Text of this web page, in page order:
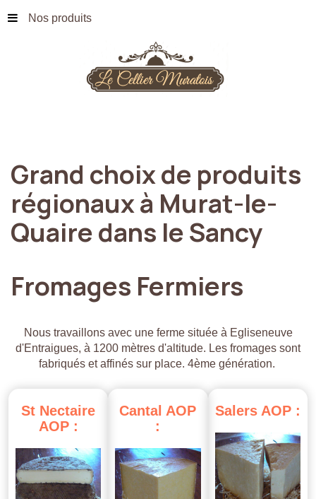
Nos produits
Grand choixde produits
régionauxà Murat-le-
Quairedans leSancy
Fromages Fermiers
Nous travaillons avec une ferme située à Egliseneuve
d'Entraigues, à 1200 mètres d'altitude. Les fromages sont
fabriqués et affinés sur place. 4ème génération.
St Nectaire
AOP :
Cantal AOP
:
Salers AOP :